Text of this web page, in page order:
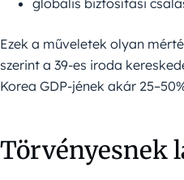
globális biztosítási
Ezek a műveletek olyan
szerint a 39-es iroda
Korea GDP-jének akár
Törvényesnek